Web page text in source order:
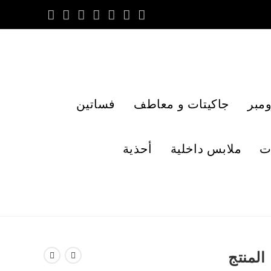
جاكيتات و معاطف فساتين
ملابس داخلية أحذية
المنتج